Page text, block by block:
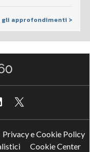
approfondimenti >
Privacy e Cookie Policy
Cookie Center